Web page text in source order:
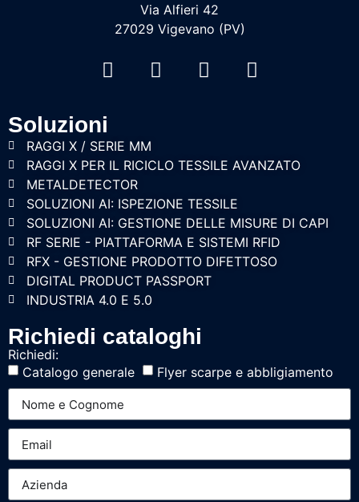
Via Alfieri 42
27029 Vigevano (PV)
Soluzioni
RAGGI X / SERIE MM
RAGGI X PER IL RICICLO TESSILE AVANZATO
METALDETECTOR
SOLUZIONI AI: ISPEZIONE TESSILE
SOLUZIONI AI: GESTIONE DELLE MISURE DI CAPI
RF SERIE - PIATTAFORMA E SISTEMI RFID
RFX - GESTIONE PRODOTTO DIFETTOSO
DIGITAL PRODUCT PASSPORT
INDUSTRIA 4.0 E 5.0
Richiedi cataloghi
Richiedi:
Catalogo generale
Flyer scarpe e abbligiamento